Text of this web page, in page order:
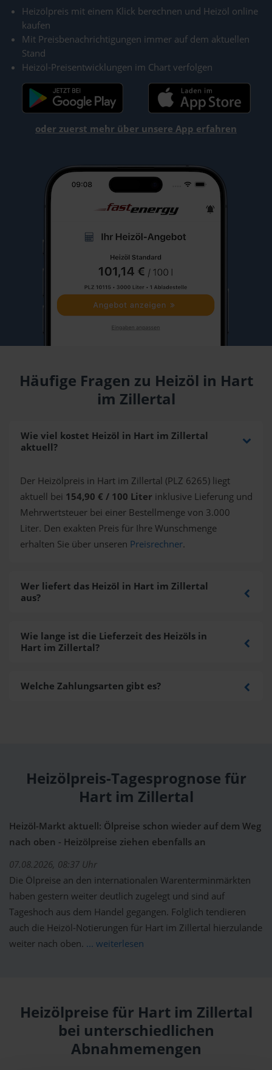
Heizölpreis mit einem Klick berechnen und Heizöl online
kaufen
Mit Preisbenachrichtigungen immer auf dem aktuellen
Stand
Heizöl-Preisentwicklungen im Chart verfolgen
oder zuerst mehr über unsere App erfahren
Häufige Fragen zu Heizöl in Hart
im Zillertal
Wie viel kostet Heizöl in Hart im Zillertal
aktuell?
Der Heizölpreis in Hart im Zillertal (PLZ 6265) liegt
aktuell bei 154,90 € / 100 Liter inklusive Lieferung und
Mehrwertsteuer bei einer Bestellmenge von 3.000
Liter. Den exakten Preis für Ihre Wunschmenge
erhalten Sie über unseren Preisrechner.
Wer liefert das Heizöl in Hart im Zillertal
aus?
Wie lange ist die Lieferzeit des Heizöls in
Hart im Zillertal?
Welche Zahlungsarten gibt es?
Heizölpreis-Tagesprognose für
Hart im Zillertal
Heizöl-Markt aktuell: Ölpreise schon wieder auf dem Weg
nach oben - Heizölpreise ziehen ebenfalls an
07.08.2026, 08:37 Uhr
Die Ölpreise an den internationalen Warenterminmärkten
haben gestern weiter deutlich zugelegt und sind auf
Tageshoch aus dem Handel gegangen. Folglich tendieren
auch die Heizöl-Notierungen für Hart im Zillertal hierzulande
weiter nach oben. ... weiterlesen
Heizölpreise für Hart im Zillertal
bei unterschiedlichen
Abnahmemengen